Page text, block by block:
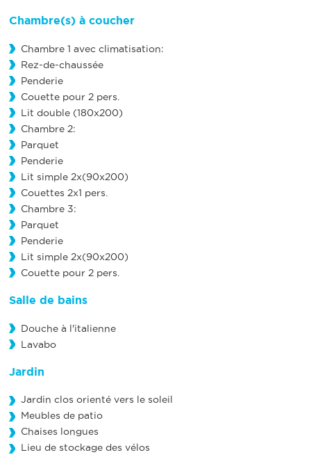
Chambre(s) à coucher
Chambre 1 avec climatisation:
Rez-de-chaussée
Penderie
Couette pour 2 pers.
Lit double (180x200)
Chambre 2:
Parquet
Penderie
Lit simple 2x(90x200)
Couettes 2x1 pers.
Chambre 3:
Parquet
Penderie
Lit simple 2x(90x200)
Couette pour 2 pers.
Salle de bains
Douche à l'italienne
Lavabo
Jardin
Jardin clos orienté vers le soleil
Meubles de patio
Chaises longues
Lieu de stockage des vélos